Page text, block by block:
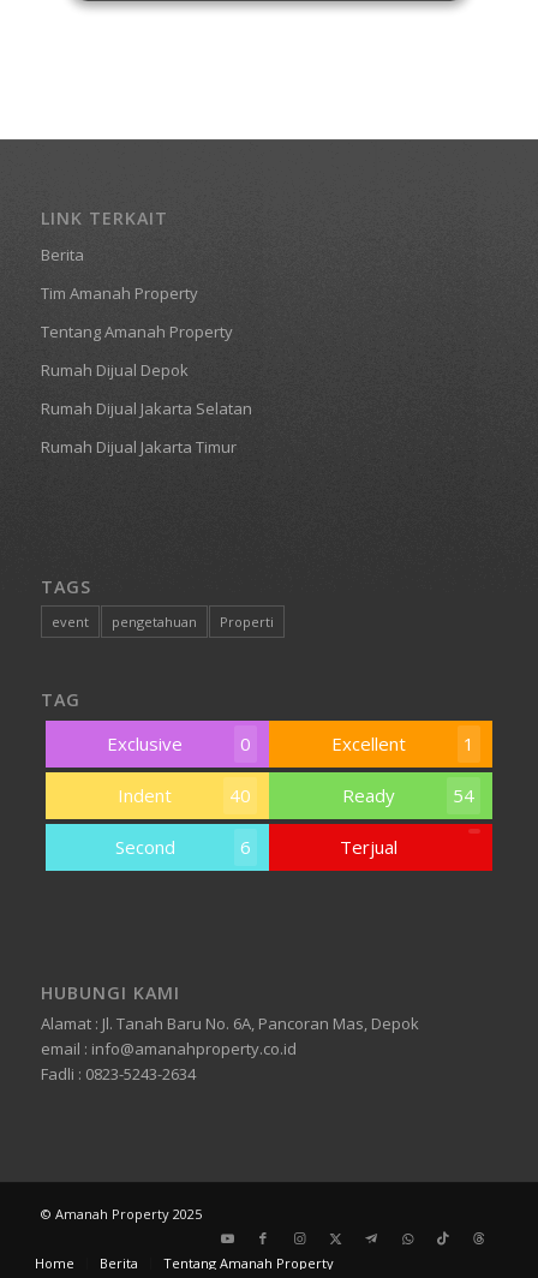
Hubungi
LINK TERKAIT
Berita
Tim Amanah Property
Tentang Amanah Property
Rumah Dijual Depok
Rumah Dijual Jakarta Selatan
Rumah Dijual Jakarta Timur
TAGS
event pengetahuan Properti
TAG
Exclusive 0 Excellent 1
Indent 40 Ready 54
Second 6 Terjual
HUBUNGI KAMI
Alamat : Jl. Tanah Baru No. 6A, Pancoran Mas, Depok
email : info@amanahproperty.co.id
Fadli : 0823-5243-2634
© Amanah Property 2025
Home Berita Tentang Amanah Property